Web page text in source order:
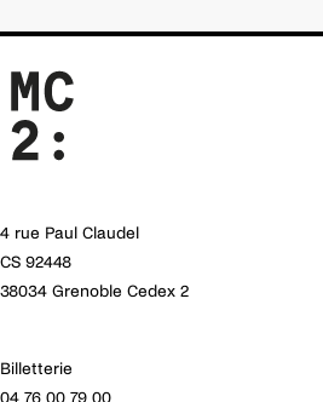
4 rue Paul Claudel
CS 92448
38034 Grenoble Cedex 2
Billetterie
04 76 00 79 00